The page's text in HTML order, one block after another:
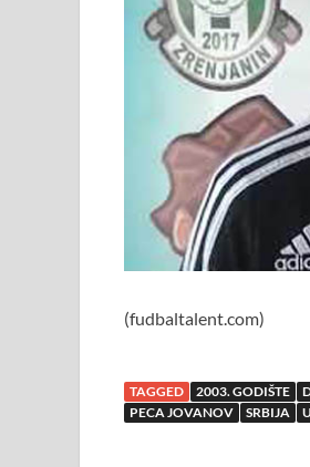
(fudbaltalent.com)
TAGGED 2003. GODIŠTE
PECA JOVANOV
SRBIJA